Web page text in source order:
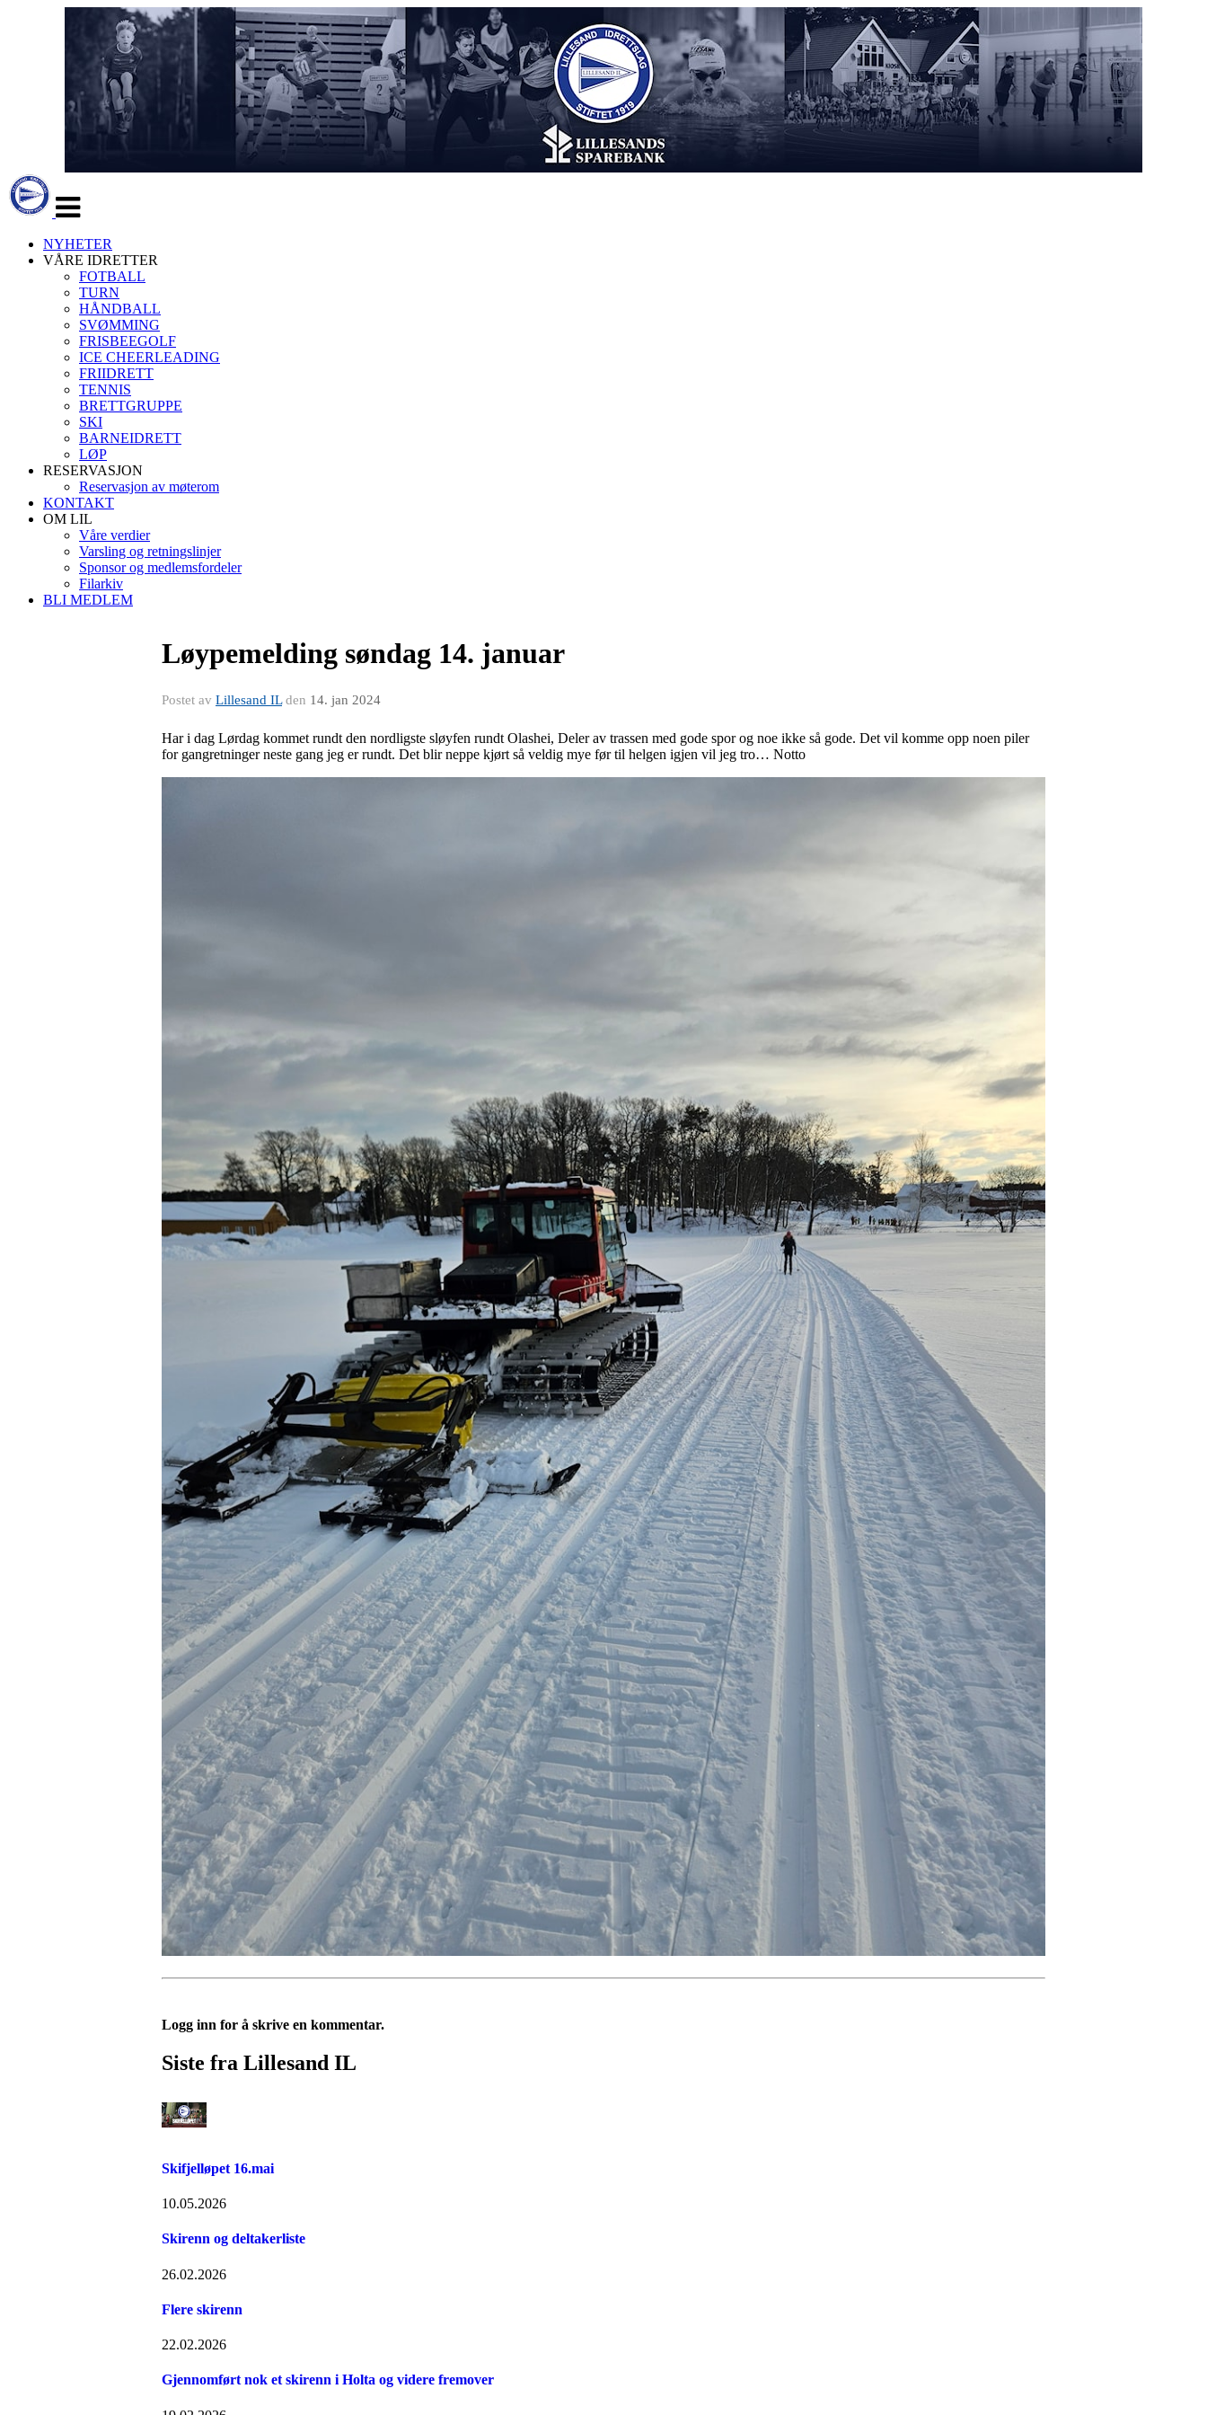
navigasjon
NYHETER
VÅRE IDRETTER
FOTBALL
TURN
HÅNDBALL
SVØMMING
FRISBEEGOLF
ICE CHEERLEADING
FRIIDRETT
TENNIS
BRETTGRUPPE
SKI
BARNEIDRETT
LØP
RESERVASJON
Reservasjon av møterom
KONTAKT
OM LIL
Våre verdier
Varsling og retningslinjer
Sponsor og medlemsfordeler
Filarkiv
BLI MEDLEM
Løypemelding søndag 14. januar
Postet av Lillesand ILden 14. jan 2024
Har i dag Lørdag kommet rundt den nordligste sløyfen rundt Olashei, Deler av trassen med gode spor og noe ikke så gode. Det vil komme opp noen piler
for gangretninger neste gang jeg er rundt. Det blir neppe kjørt så veldig mye før til helgen igjen vil jeg tro… Notto
Logg inn for å skrive en kommentar.
Siste fra Lillesand IL
Skifjelløpet 16.mai
10.05.2026
Skirenn og deltakerliste
26.02.2026
Flere skirenn
22.02.2026
Gjennomført nok et skirenn i Holta og videre fremover